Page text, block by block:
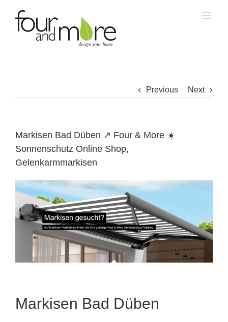
content
Previous Next
Markisen Bad Düben ↗️ Four & More ☀️
Sonnenschutz Online Shop,
Gelenkarmmarkisen
Markisen Bad Düben